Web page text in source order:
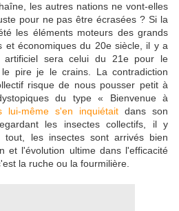
les autres nations ne vont-elles
pour ne pas être écrasées ? Si la
les éléments moteurs des grands
et économiques du 20e siècle, il y a
sera celui du 21e pour le
pire je le crains. La contradiction
risque de nous pousser petit à
du type « Bienvenue à
lui-même s'en inquiétait dans son
les insectes collectifs, il y
tout, les insectes sont arrivés bien
et l'évolution ultime dans l'efficacité
la ruche ou la fourmilière.